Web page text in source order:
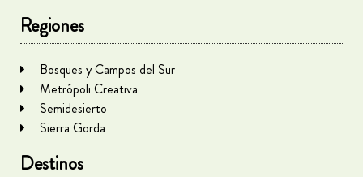
Regiones
Bosques y Campos del Sur
Metrópoli Creativa
Semidesierto
Sierra Gorda
Destinos